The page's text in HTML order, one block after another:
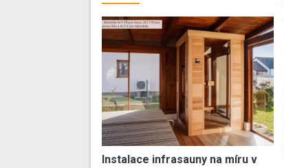
Instalace infrasauny na míru v